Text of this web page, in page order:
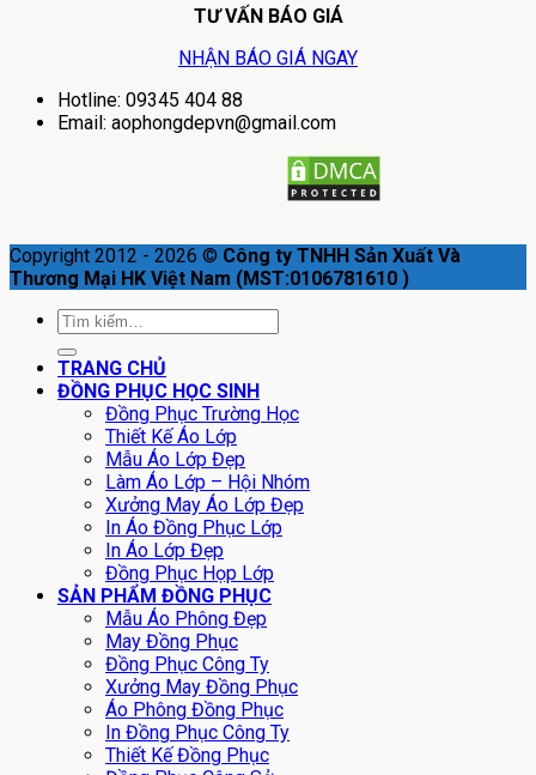
TƯ VẤN BÁO GIÁ
NHẬN BÁO GIÁ NGAY
Hotline: 09345 404 88
Email: aophongdepvn@gmail.com
Copyright 2012 - 2026 © Công ty TNHH Sản Xuất Và
Thương Mại HK Việt Nam (MST:0106781610 )
Tìm
TRANG CHỦ
ĐỒNG PHỤC HỌC SINH
Đồng Phục Trường Học
Thiết Kế Áo Lớp
Mẫu Áo Lớp Đẹp
Làm Áo Lớp – Hội Nhóm
Xưởng May Áo Lớp Đẹp
In Áo Đồng Phục Lớp
In Áo Lớp Đẹp
Đồng Phục Họp Lớp
SẢN PHẨM ĐỒNG PHỤC
Mẫu Áo Phông Đẹp
May Đồng Phục
Đồng Phục Công Ty
Xưởng May Đồng Phục
Áo Phông Đồng Phục
In Đồng Phục Công Ty
Thiết Kế Đồng Phục